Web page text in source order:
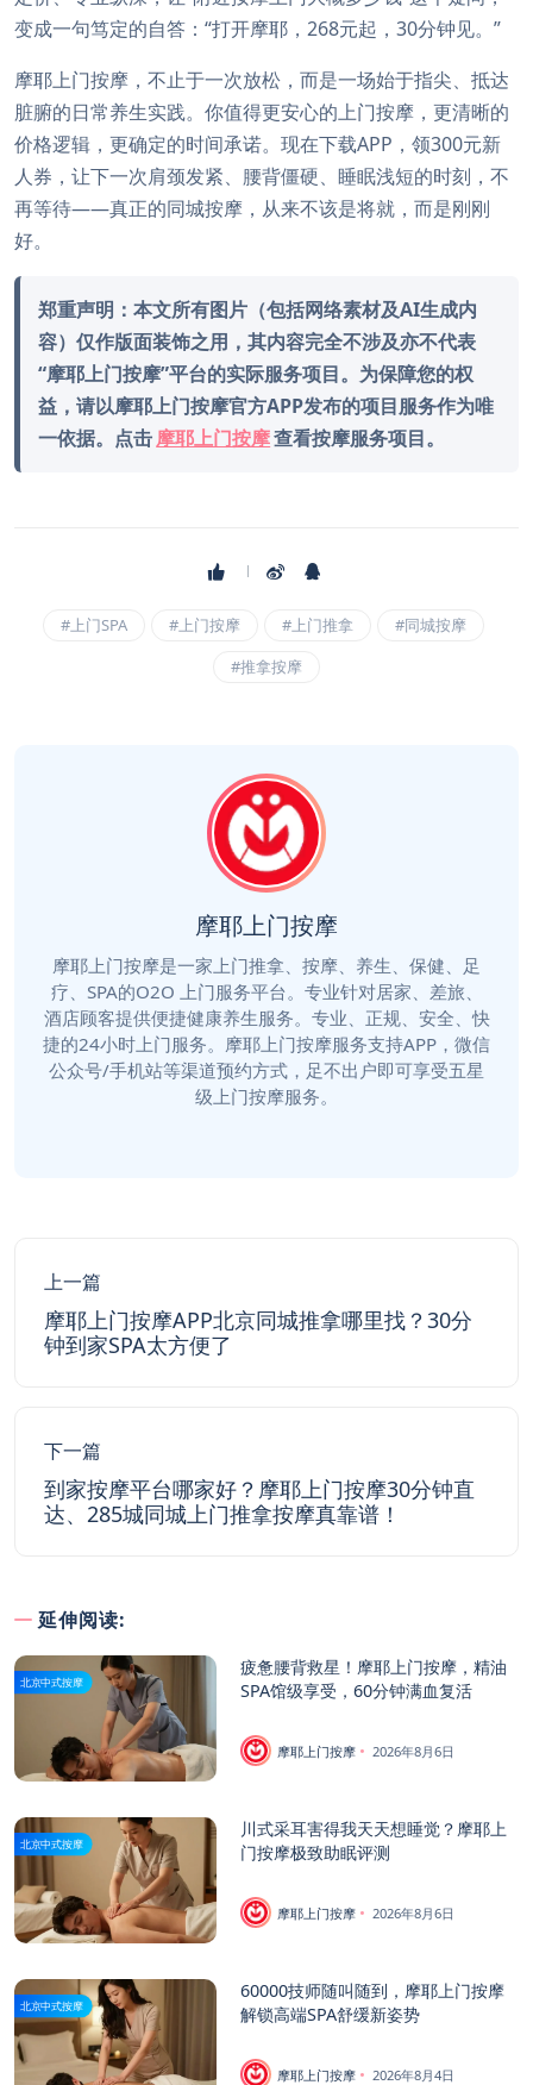
变成一句笃定的自答：“打开摩耶，268元起，30分钟见。”
摩耶上门按摩，不止于一次放松，而是一场始于指尖、抵达
脏腑的日常养生实践。你值得更安心的上门按摩，更清晰的
价格逻辑，更确定的时间承诺。现在下载APP，领300元新
人券，让下一次肩颈发紧、腰背僵硬、睡眠浅短的时刻，不
再等待——真正的同城按摩，从来不该是将就，而是刚刚
好。
郑重声明：本文所有图片（包括网络素材及AI生成内
容）仅作版面装饰之用，其内容完全不涉及亦不代表
“摩耶上门按摩”平台的实际服务项目。为保障您的权
益，请以摩耶上门按摩官方APP发布的项目服务作为唯
一依据。点击摩耶上门按摩查看按摩服务项目。
#上门SPA #上门按摩 #上门推拿
#同城按摩
#推拿按摩
摩耶上门按摩
摩耶上门按摩是一家上门推拿、按摩、养生、保健、足
疗、SPA的O2O 上门服务平台。专业针对居家、差旅、
酒店顾客提供便捷健康养生服务。专业、正规、安全、快
捷的24小时上门服务。摩耶上门按摩服务支持APP，微信
公众号/手机站等渠道预约方式，足不出户即可享受五星
级上门按摩服务。
上一篇
摩耶上门按摩APP北京同城推拿哪里找？30分
钟到家SPA太方便了
下一篇
到家按摩平台哪家好？摩耶上门按摩30分钟直
达、285城同城上门推拿按摩真靠谱！
延伸阅读:
北京中式按摩
疲惫腰背救星！摩耶上门按摩，精油
SPA馆级享受，60分钟满血复活
摩耶上门按摩 2026年8月6日
北京中式按摩
川式采耳害得我天天想睡觉？摩耶上
门按摩极致助眠评测
摩耶上门按摩 2026年8月6日
北京中式按摩
60000技师随叫随到，摩耶上门按摩
解锁高端SPA舒缓新姿势
摩耶上门按摩 2026年8月4日